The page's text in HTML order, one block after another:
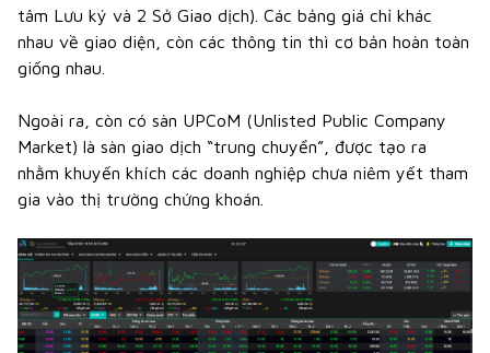
tâm Lưu ký và 2 Sở Giao dịch). Các bảng giá chỉ khác
nhau về giao diện, còn các thông tin thì cơ bản hoàn toàn
giống nhau.
Ngoài ra, còn có sàn UPCoM (Unlisted Public Company
Market) là sàn giao dịch “trung chuyển”, được tạo ra
nhằm khuyến khích các doanh nghiệp chưa niêm yết tham
gia vào thị trường chứng khoán.